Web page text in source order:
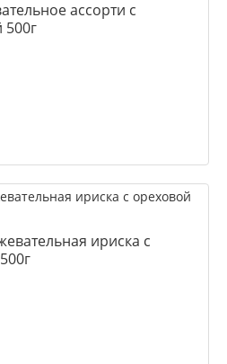
ассорти с
500г
ириска с